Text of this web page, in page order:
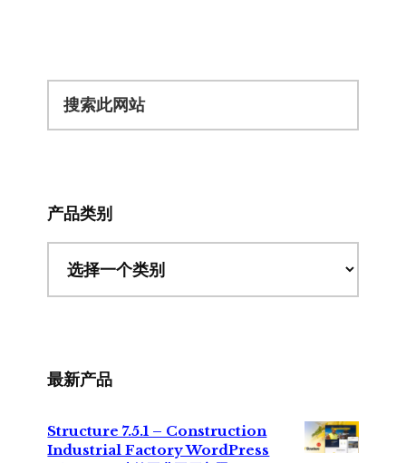
产品类别
最新产品
Structure 7.5.1 – Construction
Industrial Factory WordPress